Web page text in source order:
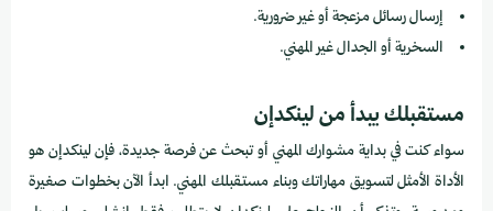
إرسال رسائل مزعجة أو غير ضرورية.
السخرية أو الجدال غير المهني.
مستقبلك يبدأ من لينكدإن
سواء كنت في بداية مشوارك المهني أو تبحث عن فرصة جديدة، فإن لينكدإن هو
الأداة الأمثل لتسويق مهاراتك وبناء مستقبلك المهني. ابدأ الآن بخطوات صغيرة